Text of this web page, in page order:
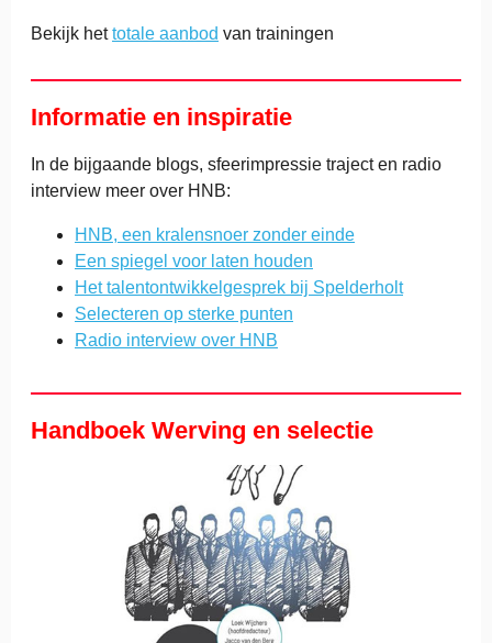
Bekijk hettotale aanbod van trainingen
Informatie en inspiratie
In de bijgaande blogs, sfeerimpressie traject en radio
interview meer over HNB:
HNB, een kralensnoer zonder einde
Een spiegel voor laten houden
Het talentontwikkelgesprek bij Spelderholt
Selecteren op sterke punten
Radio interview over HNB
Handboek Werving en selectie